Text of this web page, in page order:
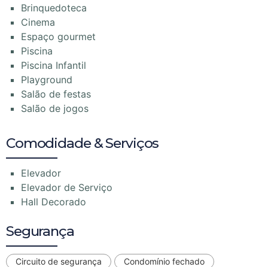
Brinquedoteca
Cinema
Espaço gourmet
Piscina
Piscina Infantil
Playground
Salão de festas
Salão de jogos
Comodidade & Serviços
Elevador
Elevador de Serviço
Hall Decorado
Segurança
Circuito de segurança
Condomínio fechado